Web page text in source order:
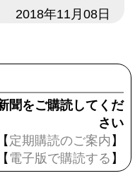
2018年11月08日
聞をご購読してくだ
さい
定期購読のご案内 】
電子版で購読する 】